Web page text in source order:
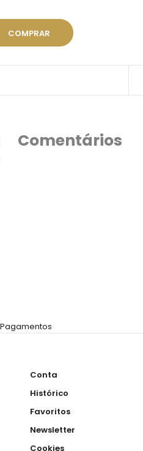
Comentários
Conta
Histórico
Favoritos
Newsletter
Cookies